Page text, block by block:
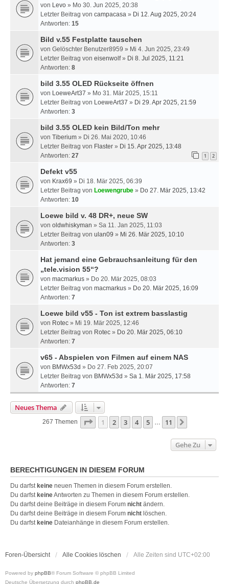
von Levo » Mo 30. Jun 2025, 20:38
Letzter Beitrag von campacasa » Di 12. Aug 2025, 20:24
Antworten: 15
Bild v.55 Festplatte tauschen
von Gelöschter Benutzer8959 » Mi 4. Jun 2025, 23:49
Letzter Beitrag von eisenwolf» Di 8. Jul 2025, 11:21
Antworten: 8
bild 3.55 OLED Rückseite öffnen
von LoeweArt37 » Mo 31. Mär 2025, 15:11
Letzter Beitrag von LoeweArt37 » Di 29. Apr 2025, 21:59
Antworten: 3
bild 3.55 OLED kein Bild/Ton mehr
von Tiberium » Di 26. Mai 2020, 10:46
Letzter Beitrag von Flaster » Di 15. Apr 2025, 13:48
Antworten: 27 1 2
Defekt v55
von Krax69 » Di 18. Mär 2025, 06:39
Letzter Beitrag von Loewengrube » Do 27. Mär 2025, 13:42
Antworten: 10
Loewe bild v. 48 DR+, neue SW
von oldwhiskyman » Sa 11. Jan 2025, 11:03
Letzter Beitrag von ulan09 » Mi 26. Mär 2025, 10:10
Antworten: 3
Hat jemand eine Gebrauchsanleitung für den
„tele.vision 55“?
von macmarkus » Do 20. Mär 2025, 08:03
Letzter Beitrag von macmarkus » Do 20. Mär 2025, 16:09
Antworten: 7
Loewe bild v55 - Ton ist extrem basslastig
von Rotec » Mi 19. Mär 2025, 12:46
Letzter Beitrag von Rotec » Do 20. Mär 2025, 06:10
Antworten: 7
v65 - Abspielen von Filmen auf einem NAS
von BMWx53d » Do 27. Feb 2025, 20:07
Letzter Beitrag von BMWx53d » Sa 1. Mär 2025, 17:58
Antworten: 7
Neues Thema
267 Themen Seite 1Von 11
1 2 3 4 5 … 11
Gehe Zu
BERECHTIGUNGEN IN DIESEM FORUM
Du darfst keine neuen Themen in diesem Forum erstellen.
Du darfst keineAntworten zu Themen in diesem Forum erstellen.
Du darfst deine Beiträge in diesem Forum nicht ändern.
Du darfst deine Beiträge in diesem Forum nicht löschen.
Du darfst keine Dateianhänge in diesem Forum erstellen.
Foren-Übersicht Alle Cookies löschen Alle Zeiten sind UTC+02:00
Powered by phpBB® Forum Software © phpBB Limited
Deutsche Übersetzung durch phpBB.de